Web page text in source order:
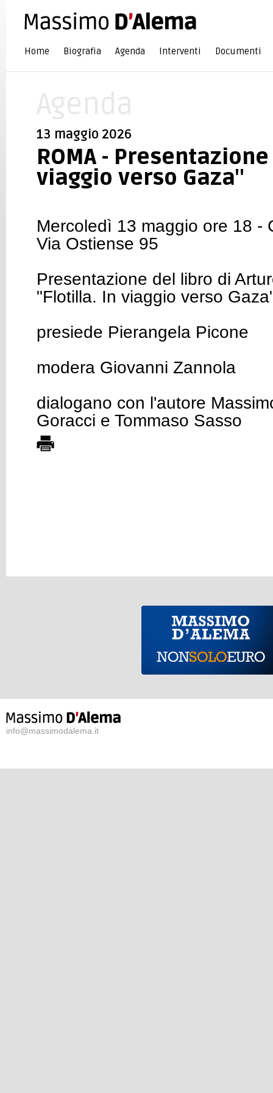
Home Biografia Agenda Interventi Documenti
13 maggio 2026
ROMA -
viaggio verso Gaza"
Mercoledì 13 maggio ore 18 -
Via Ostiense 95
Presentazione del libro di
"Flotilla. In viaggio verso
presiede Pierangela Picone
modera Giovanni Zannola
dialogano con l'autore
Goracci e Tommaso Sasso
info@massimodalema.it